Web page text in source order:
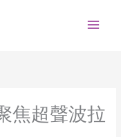
焦超聲波拉